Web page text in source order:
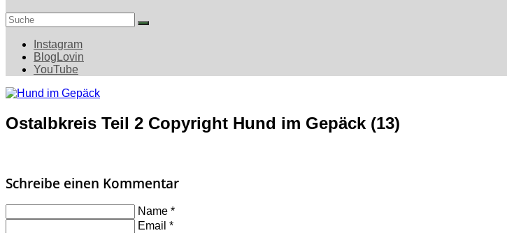
Search
Instagram
BlogLovin
YouTube
Ostalbkreis Teil 2 Copyright Hund im Gepäck (13)
Schreibe einen Kommentar
Name *
Email *